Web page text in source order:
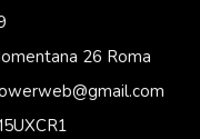
26 Roma